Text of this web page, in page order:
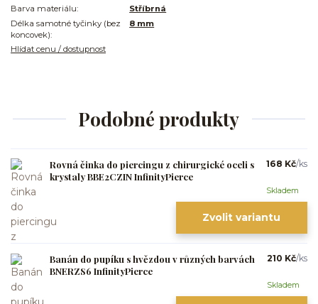
Barva materiálu:
Stříbrná
Délka samotné tyčinky (bez
koncovek):
8 mm
Hlídat cenu / dostupnost
Podobné produkty
Rovná činka do piercingu z chirurgické oceli s
krystaly BBE2CZIN InfinityPierce
168 Kč/ks
Skladem
Zvolit variantu
Banán do pupíku s hvězdou v různých barvách
BNERZS6 InfinityPierce
210 Kč/ks
Skladem